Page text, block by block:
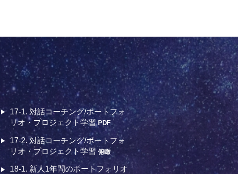
17-1. 対話コーチング/ポートフォ
リオ・プロジェクト学習 PDF
17-2. 対話コーチング/ポートフォ
リオ・プロジェクト学習 俯瞰
18-1. 新人1年間のポートフォリオ